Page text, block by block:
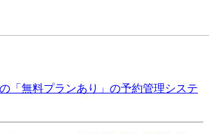
「無料プランあり」の予約管理システ